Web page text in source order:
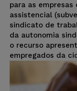
para as
assistencial
sindicato de
da autonomia
o recurso
empregados da